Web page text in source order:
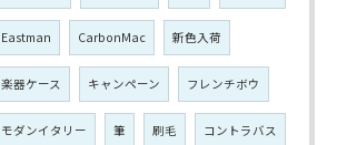
Eastman CarbonMac 新色入荷
楽器ケース キャンペーン フレンチボウ
モダンイタリー 筆 刷毛 コントラバス